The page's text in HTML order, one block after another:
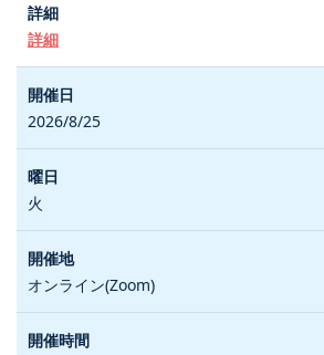
詳細
2026/8/25
火
オンライン(Zoom)